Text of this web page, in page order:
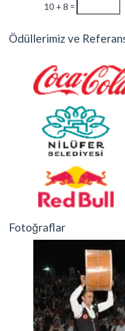
10 + 8 =
Ödüllerimiz ve
Fotoğraflar